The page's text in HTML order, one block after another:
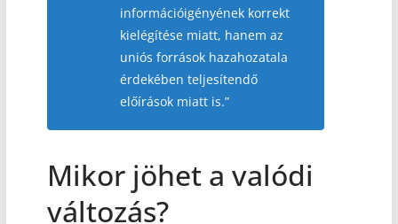
információigényének korrekt
kielégítése miatt, hanem az
uniós források hazahozatala
érdekében teljesítendő
előírások miatt is.”
Mikor jöhet a valódi
változás?